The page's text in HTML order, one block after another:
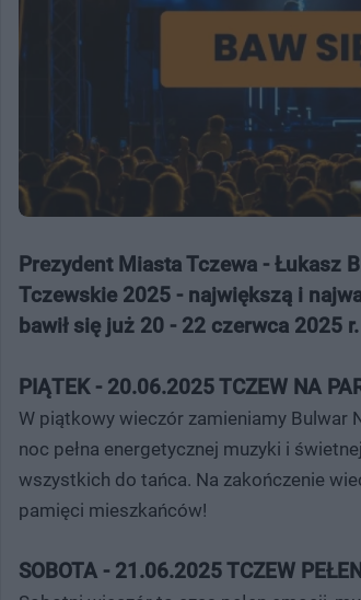
Prezydent Miasta Tczewa - Łukasz
Tczewskie 2025 - największą i
bawił się już 20 - 22 czerwca 2025
PIĄTEK - 20.06.2025 TCZEW NA
W piątkowy wieczór zamieniamy Bulwar
noc pełna energetycznej muzyki i
wszystkich do tańca. Na zakończenie
pamięci mieszkańców!
SOBOTA - 21.06.2025 TCZEW